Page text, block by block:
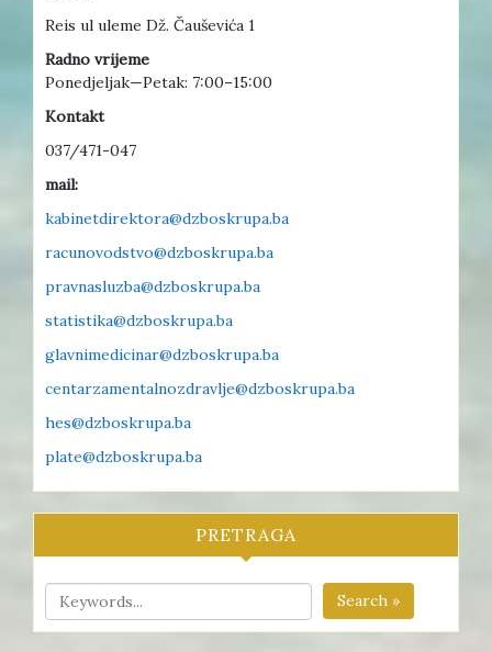
Reis ul uleme Dž. Čauševića 1
Radno vrijeme
Ponedjeljak—Petak: 7:00–15:00
Kontakt
037/471-047
mail:
kabinetdirektora@dzboskrupa.ba
racunovodstvo@dzboskrupa.ba
pravnasluzba@dzboskrupa.ba
statistika@dzboskrupa.ba
glavnimedicinar@dzboskrupa.ba
centarzamentalnozdravlje@dzboskrupa.ba
hes@dzboskrupa.ba
plate@dzboskrupa.ba
PRETRAGA
Search »